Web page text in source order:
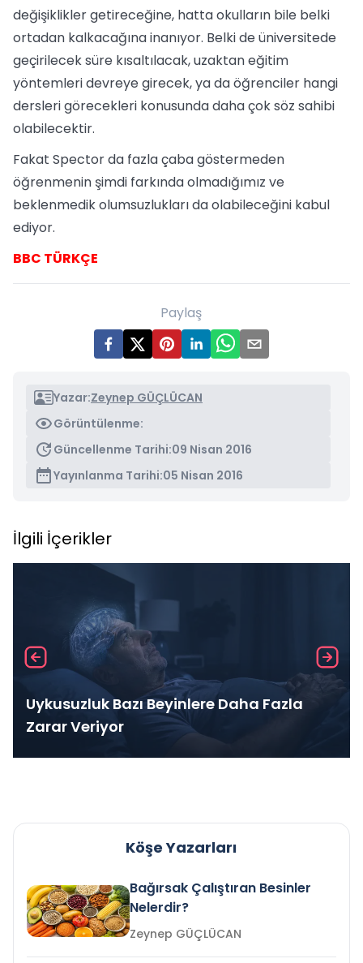
değişiklikler getireceğine, hatta okulların bile belki
ortadan kalkacağına inanıyor. Belki de üniversitede
geçirilecek süre kısaltılacak, uzaktan eğitim
yöntemleri devreye girecek, ya da öğrenciler hangi
dersleri görecekleri konusunda daha çok söz sahibi
olabilecektir.
Fakat Spector da fazla çaba göstermeden
öğrenmenin şimdi farkında olmadığımız ve
beklenmedik olumsuzlukları da olabileceğini kabul
ediyor.
BBC TÜRKÇE
Paylaş
Yazar:Zeynep GÜÇLÜCAN
Görüntülenme:
Güncellenme Tarihi:09 Nisan 2016
Yayınlanma Tarihi:05 Nisan 2016
İlgili İçerikler
Uykusuzluk Bazı Beyinlere Daha Fazla
Zarar Veriyor
Köşe Yazarları
Bağırsak Çalıştıran Besinler
Nelerdir?
Zeynep GÜÇLÜCAN